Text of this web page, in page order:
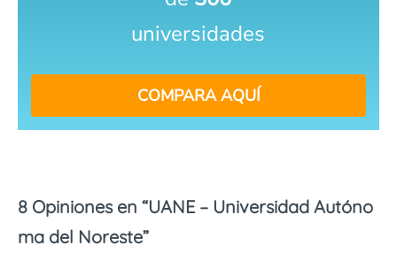
universidades
COMPARA AQUÍ
8 Opiniones en “UANE – Universidad Autóno
ma del Noreste”